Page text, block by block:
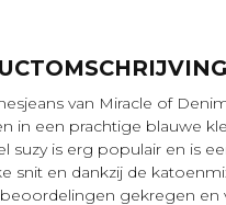
van Miracle of
in een prachtige blauwe
suzy is erg populair en is
snit en dankzij de
gekregen